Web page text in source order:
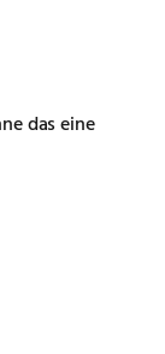
das eine